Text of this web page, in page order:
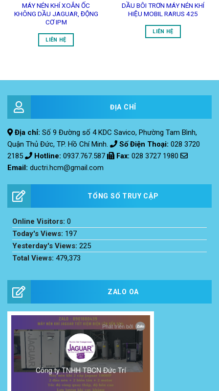
MÁY NÉN KHÍ XOẮN ỐC
KHÔNG DẦU JAGUAR, ĐỘNG
CƠ IPM
LIÊN HỆ
DẦU BÔI TRƠN MÁY NÉN KHÍ
HIỆU MOBIL RARUS 425
LIÊN HỆ
ĐỊA CHỈ
Địa chỉ: Số 9 Đường số 4 KDC Savico, Phường Tam Bình,
Quận Thủ Đức, TP. Hồ Chí Minh.
Số Điện Thoại: 028 3720
2185
Hotline: 0937.767.587 Fax: 028 3727 1980
Email: ductri.hcm@gmail.com
TỔNG SỐ TRUY CẬP
Online Visitors: 0
Today's Views: 197
Yesterday's Views: 225
Total Views: 479,373
ZALO OA